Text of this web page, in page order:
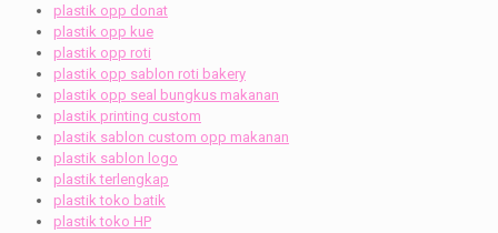
plastik opp donat
plastik opp kue
plastik opp roti
plastik opp sablon roti bakery
plastik opp seal bungkus makanan
plastik printing custom
plastik sablon custom opp makanan
plastik sablon logo
plastik terlengkap
plastik toko batik
plastik toko HP